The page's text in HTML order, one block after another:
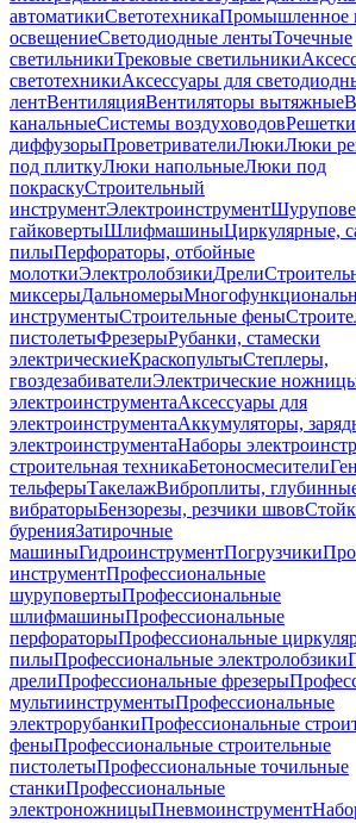
автоматикиСветотехникаПромышленное
освещениеСветодиодные лентыТочечные
светильникиТрековые светильники
светотехникиАксессуары для
лентВентиляцияВентиляторы вытяжные
канальныеСистемы воздуховодов
диффузорыПроветривателиЛюкиЛюки
под плиткуЛюки напольныеЛюки под
покраскуСтроительный
инструментЭлектроинструмент
гайковертыШлифмашиныЦиркулярные,
пилыПерфораторы, отбойные
молоткиЭлектролобзикиДрели
миксерыДальномеры
инструментыСтроительные фены
пистолетыФрезерыРубанки, стамески
электрическиеКраскопультыСтеплеры,
гвоздезабивателиЭлектрические
электроинструментаАксессуары для
электроинструментаАккумуляторы,
электроинструментаНаборы
строительная техникаБетоносмесители
тельферыТакелажВиброплиты,
вибраторыБензорезы, резчики швов
буренияЗатирочные
машиныГидроинструментПогрузчики
инструментПрофессиональные
шуруповертыПрофессиональные
шлифмашиныПрофессиональные
перфораторыПрофессиональные
пилыПрофессиональные электролобзики
дрелиПрофессиональные фрезеры
мультиинструментыПрофессиональные
электрорубанкиПрофессиональные
феныПрофессиональные строительные
пистолетыПрофессиональные точильные
станкиПрофессиональные
электроножницыПневмоинструмент